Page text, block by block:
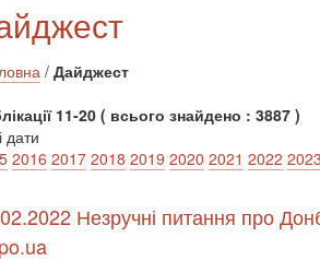
/ Дайджест
11-20 ( всього знайдено : 3887 )
дати
2016 2017 2018 2019 2020 2021 2022
Незручні питання про